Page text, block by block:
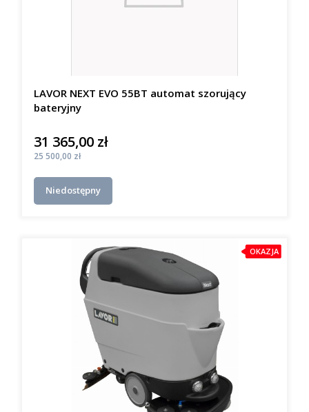
LAVOR NEXT EVO 55BT automat szorujący
bateryjny
Cena
31 365,00 zł
Cena
25 500,00 zł
Niedostępny
OKAZJA